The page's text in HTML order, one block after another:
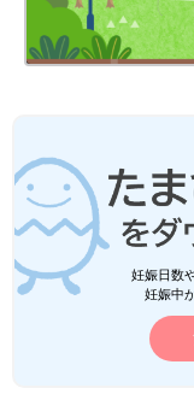
妊娠日数
妊娠中